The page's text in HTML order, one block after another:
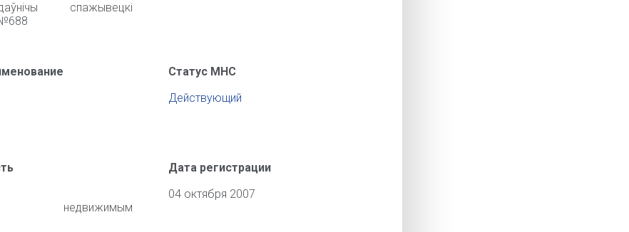
спажывецкі
Статус МНС
Действующий
недвижимым
Дата регистрации
04 октября 2007